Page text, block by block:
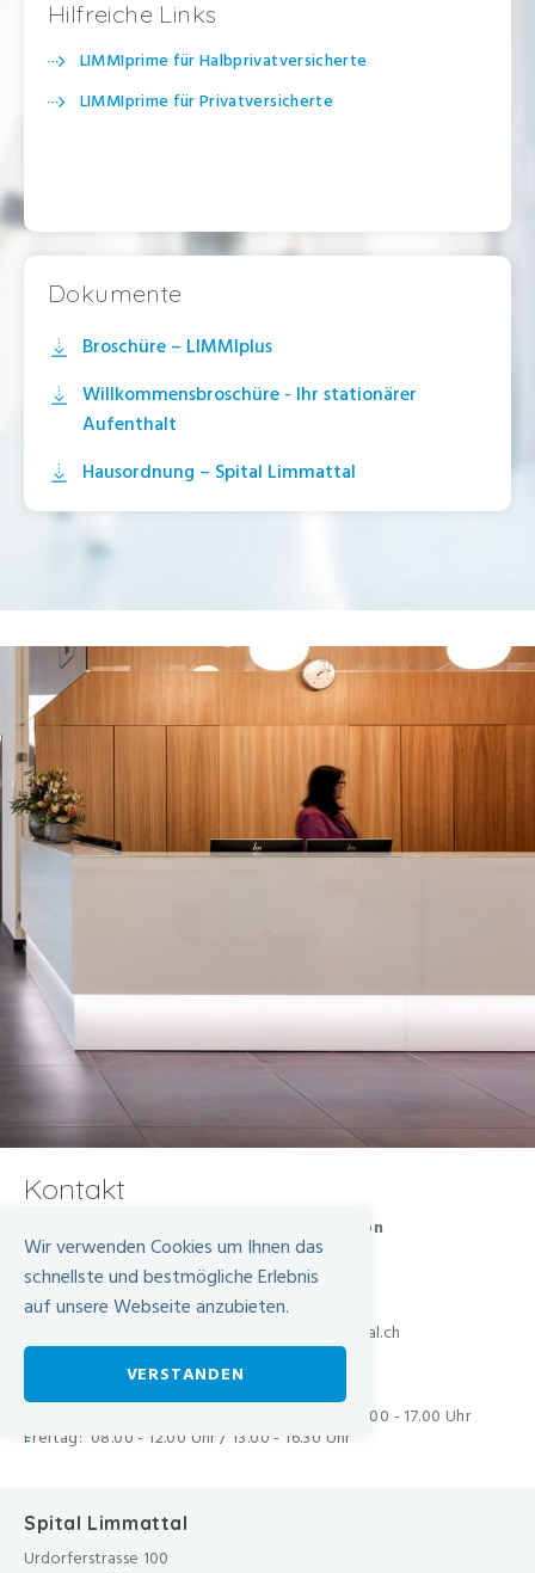
Hilfreiche Links
LIMMIprime für Halbprivatversicherte
LIMMIprime für Privatversicherte
Dokumente
Broschüre – LIMMIplus
Willkommensbroschüre - Ihr stationärer
Aufenthalt
Hausordnung – Spital Limmattal
Unser Versprechen in zehn Punkten
Kontakt
Spital Limmattal Patientenadministration
Urdorferstrasse 100
8952 Schlieren
+41 44 733 23 95
patientenadministration@spital-limmattal.ch
Telefonische Erreichbarkeit
Montag bis Donnerstag: 08.00 - 12.00 Uhr / 13.00 - 17.00 Uhr
Freitag: 08.00 - 12.00 Uhr / 13.00 - 16.30 Uhr
Spital Limmattal
Urdorferstrasse 100
Wir verwenden Cookies um Ihnen das
schnellste und bestmögliche Erlebnis
auf unsere Webseite anzubieten.
VERSTANDEN
-